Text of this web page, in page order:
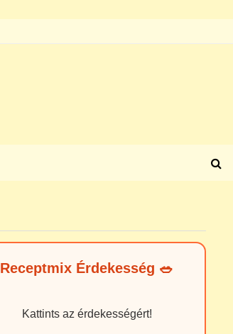
Receptmix Érdekesség 🥗
Kattints az érdekességért!